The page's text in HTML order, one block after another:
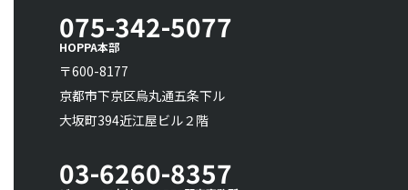
075-342-5077
HOPPA本部
〒600-8177
京都市下京区烏丸通五条下ル
大坂町394近江屋ビル２階
03-6260-8357